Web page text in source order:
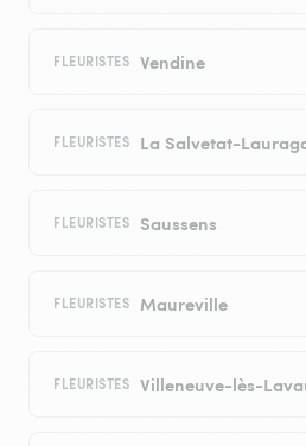
FLEURISTES Vendine
FLEURISTES La Salvetat-
FLEURISTES Saussens
FLEURISTES Maureville
FLEURISTES Villeneuve-lès-